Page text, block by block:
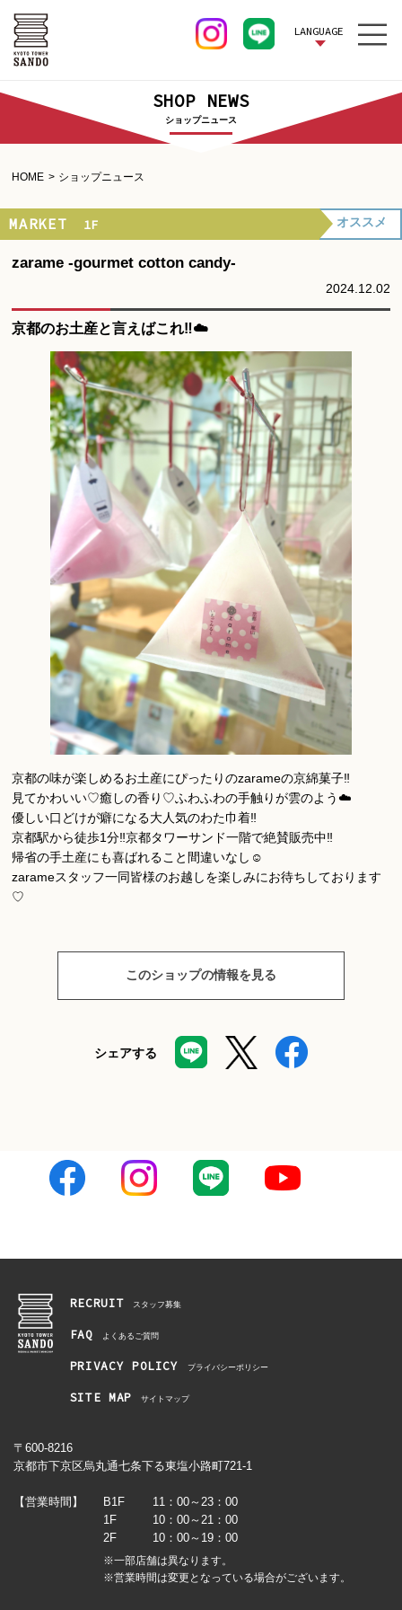
LANGUAGE
SHOP NEWS
ショップニュース
HOME ショップニュース
MARKET 1F
zarame -gourmet cotton candy-
2024.12.02
オススメ
京都のお土産と言えばこれ‼︎☁️
京都の味が楽しめるお土産にぴったりのzarameの京綿菓子‼︎
見てかわいい♡癒しの香り♡ふわふわの手触りが雲のよう☁️
優しい口どけが癖になる大人気のわた巾着‼︎
京都駅から徒歩1分‼︎京都タワーサンド一階で絶賛販売中‼︎
帰省の手土産にも喜ばれること間違いなし☺️
zarameスタッフ一同皆様のお越しを楽しみにお待ちしております
♡
このショップの情報を見る
シェアする
RECRUIT スタッフ募集
FAQ よくあるご質問
PRIVACY POLICY プライバシーポリシー
SITE MAP サイトマップ
〒600-8216
京都市下京区烏丸通七条下る東塩小路町721-1
【営業時間】 B1F
11：00～23：00
1F
10：00～21：00
2F
10：00～19：00
※一部店舗は異なります。
※営業時間は変更となっている場合がございます。